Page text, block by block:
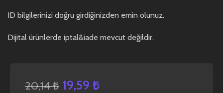
ID bilgilerinizi doğru girdiğinizden emin olunuz.
Dijital ürünlerde iptal&iade mevcut değildir.
20,14₺ 19,59 ₺